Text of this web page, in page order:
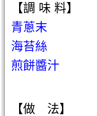
【調 味 料】
青蔥末
海苔絲
煎餅醬汁
【做 法】